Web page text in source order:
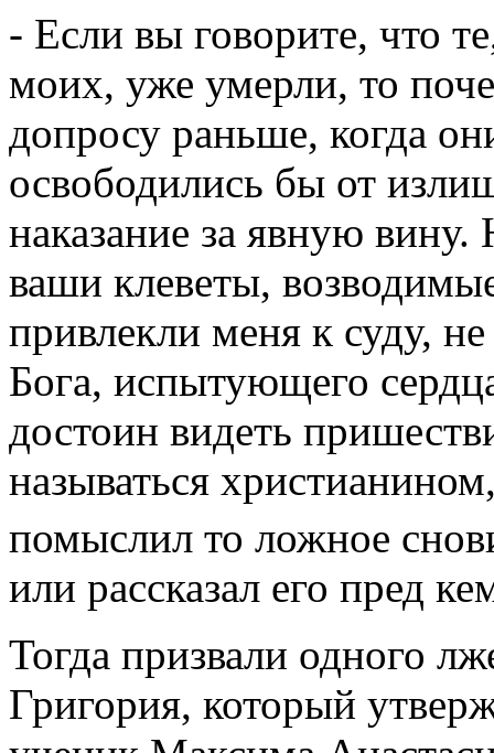
- Если вы говорите, что
моих, уже умерли, то
допросу раньше, когда
освободились бы от
наказание за явную
ваши клеветы,
привлекли меня к суду,
Бога, испытующего
достоин видеть
называться
помыслил то ложное
или рассказал его пред
Тогда призвали одного
Григория, который